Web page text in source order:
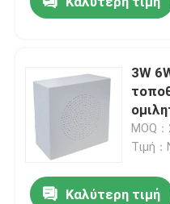
Σπίτι
Βίντεο
Περίπου εμείς
3W
MOQ
Τιμή
Καλύτερη τιμή